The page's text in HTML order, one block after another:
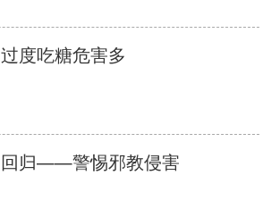
过度吃糖危害多
回归——警惕邪教侵害